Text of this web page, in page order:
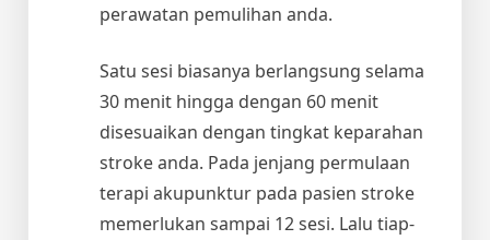
perawatan pemulihan anda.
Satu sesi biasanya berlangsung selama
30 menit hingga dengan 60 menit
disesuaikan dengan tingkat keparahan
stroke anda. Pada jenjang permulaan
terapi akupunktur pada pasien stroke
memerlukan sampai 12 sesi. Lalu tiap-